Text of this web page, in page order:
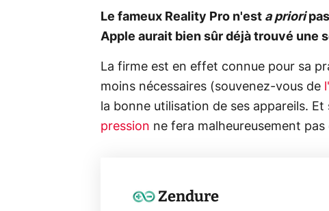
Le fameux Reality Pro n'est a priori
Apple aurait bien sûr déjà trouvé une
La firme est en effet connue pour sa
moins nécessaires (souvenez-vous de
la bonne utilisation de ses appareils.
pression ne fera malheureusement
Zendure